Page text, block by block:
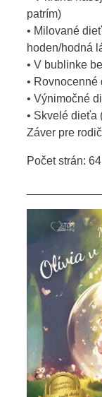
patrím)
• Milované
hoden/hodná
• V bublinke
•
• Výnimočné
• Skvelé dieťa
Záver pre
Počet strán: 64